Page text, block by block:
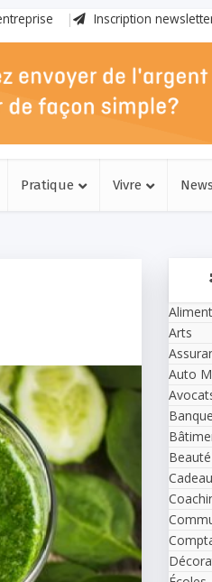
Inscription
Pratique Vivre News
Arts
Auto
Beauté